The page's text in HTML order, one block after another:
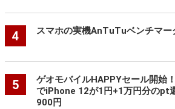
4 スマホの実機AnTuTuベンチマー
5
ゲオモバイルHAPPYセール開始
でiPhone 12が1円+1万円分のpt
900円